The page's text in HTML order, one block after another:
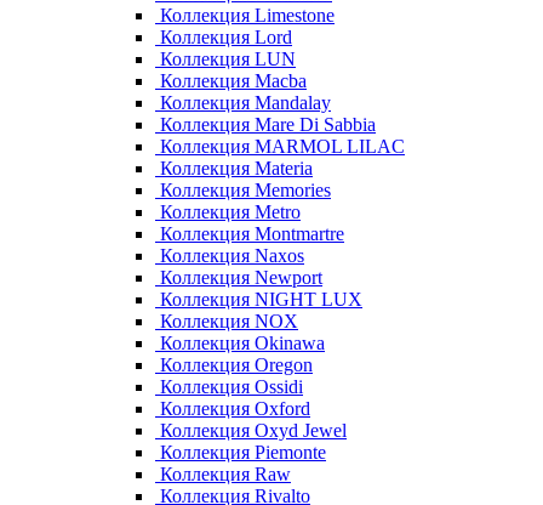
Коллекция Limestone
Коллекция Lord
Коллекция LUN
Коллекция Macba
Коллекция Mandalay
Коллекция Mare Di Sabbia
Коллекция MARMOL LILAC
Коллекция Materia
Коллекция Memories
Коллекция Metro
Коллекция Montmartre
Коллекция Naxos
Коллекция Newport
Коллекция NIGHT LUX
Коллекция NOX
Коллекция Okinawa
Коллекция Oregon
Коллекция Ossidi
Коллекция Oxford
Коллекция Oxyd Jewel
Коллекция Piemonte
Коллекция Raw
Коллекция Rivalto